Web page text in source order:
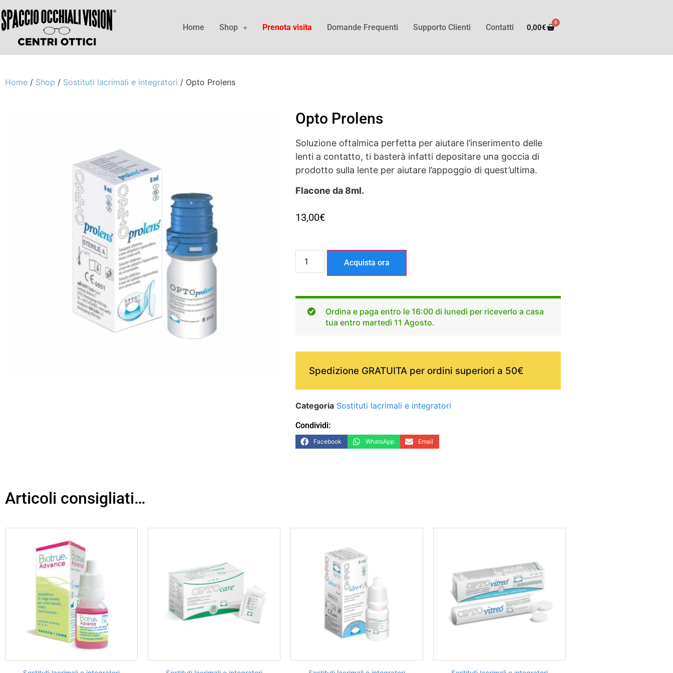
Home Shop Prenota visita Domande Frequenti Supporto Clienti Contatti 0,00€
0
Home / Shop / Sostituti lacrimali e integratori / Opto Prolens
Opto Prolens
Soluzione oftalmica perfetta per aiutare l’inserimento delle
lenti a contatto, ti basterà infatti depositare una goccia di
prodotto sulla lente per aiutare l’appoggio di quest’ultima.
Flacone da 8ml.
13,00€
Acquista ora
Ordina e paga entro le 16:00 di lunedì per riceverlo a casa
tua entro martedì 11 Agosto.
Spedizione GRATUITA per ordini superiori a 50€
Categoria Sostituti lacrimali e integratori
Condividi:
Facebook WhatsApp Email
Articoli consigliati…